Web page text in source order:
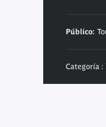
Público:
Categoría :